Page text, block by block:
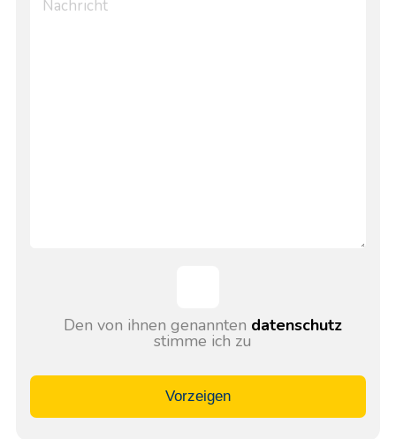
Den von ihnen genannten datenschutz
stimme ich zu
Vorzeigen